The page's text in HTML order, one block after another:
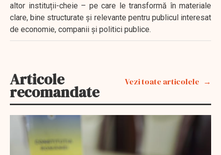
altor instituții-cheie – pe care le transformă în materiale
clare, bine structurate și relevante pentru publicul interesat
de economie, companii și politici publice.
Articole
recomandate
Vezi toate articolele